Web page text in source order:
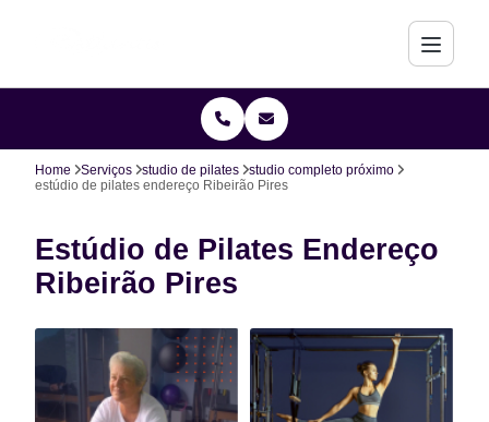
Home Serviços studio de pilates
studio completo próximo
estúdio de pilates endereço Ribeirão Pires
Estúdio de Pilates Endereço
Ribeirão Pires